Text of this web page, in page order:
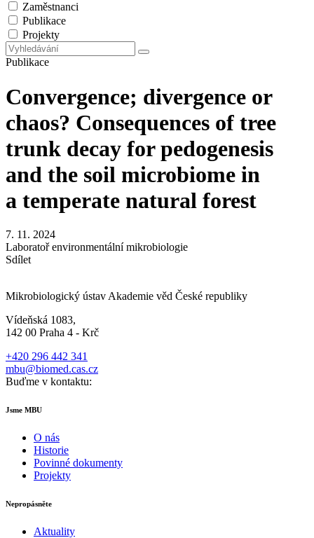
Zaměstnanci
Publikace
Projekty
Publikace
Convergence; divergence or
chaos? Consequences of tree
trunk decay for pedogenesis
and the soil microbiome in
a temperate natural forest
7. 11. 2024
Laboratoř environmentální mikrobiologie
Sdílet
Mikrobiologický ústav Akademie věd České republiky
Vídeňská 1083,
142 00 Praha 4 - Krč
+420 296 442 341
mbu@biomed.cas.cz
Buďme v kontaktu:
Jsme MBU
O nás
Historie
Povinné dokumenty
Projekty
Nepropásněte
Aktuality